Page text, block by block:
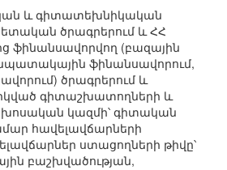
և գիտատեխնիկական
ծրագրերում և ՀՀ
ֆինանսավորվող (բազային
ֆինանսավորում,
ծրագրերում և
գիտաշխատողների և
կազմի՝ գիտական
հավելավճարների
ստացողների թիվը՝
բաշխվածության,